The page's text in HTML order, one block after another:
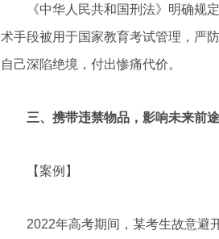
《中华人民共和国刑法》明确规定
术手段被用于国家教育考试管理，严
自己深陷绝境，付出惨痛代价。
三、携带违禁物品，影响未来前途
【案例】
2022年高考期间，某考生故意避开